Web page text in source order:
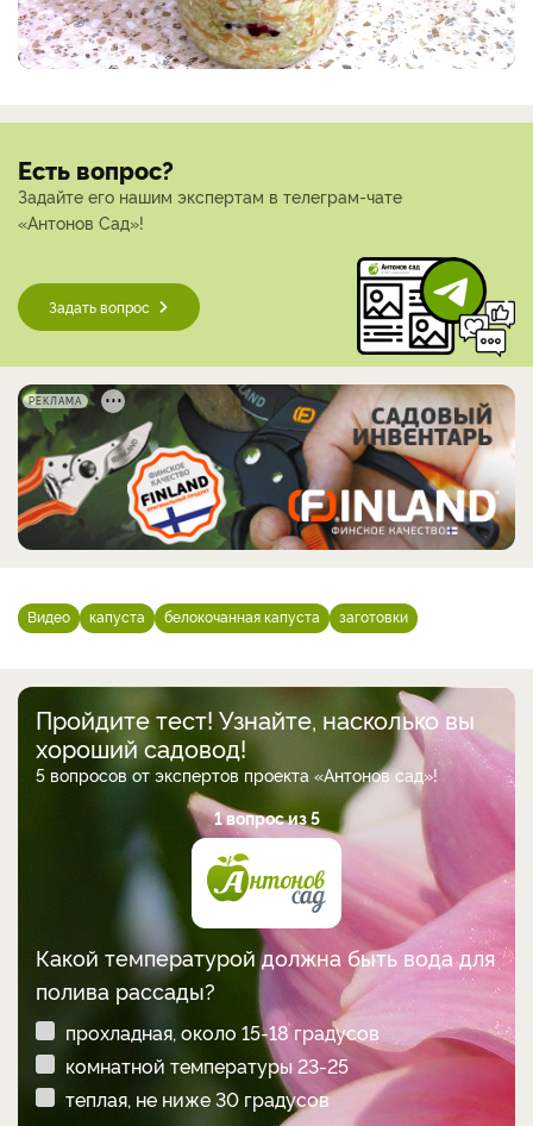
Есть вопрос?
Задайте его нашим экспертам в телеграм-чате
«Антонов Сад»!
Задать вопрос
РЕКЛАМА
Видео капуста белокочанная капуста заготовки
Пройдите тест! Узнайте, насколько вы
хороший садовод!
5 вопросов от экспертов проекта «Антонов сад»!
1 вопрос из 5
Какой температурой должна быть вода для
полива рассады?
прохладная, около 15-18 градусов
комнатной температуры 23-25
теплая, не ниже 30 градусов